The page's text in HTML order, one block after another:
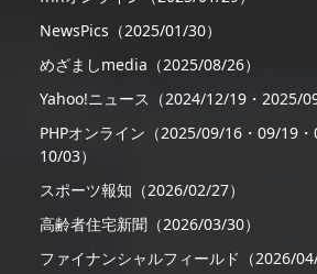
NewsPics（2025/01/30）
めざましmedia（2025/08/26）
Yahoo!ニュース（2024/12/19・2025/
PHPオンライン（2025/09/16・09/19
10/03）
スポーツ報知（2026/02/27）
高齢者住宅新聞（2026/03/30）
ファイナンシャルフィールド（2026/04/